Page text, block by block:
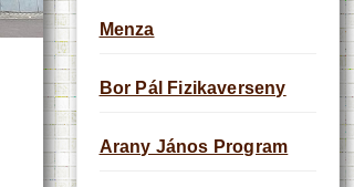
Menza
Bor Pál Fizikaverseny
Arany János Program